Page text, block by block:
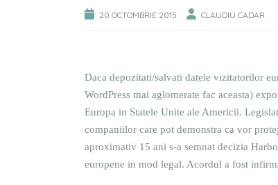
20 OCTOMBRIE 2015 CLAUDIU CADAR
Daca depozitati/salvati datele vizitatorilor
WordPress mai aglomerate fac aceasta)
Europa in Statele Unite ale Americii.
companiilor care pot demonstra ca vor
aproximativ 15 ani s-a semnat decizia
europene in mod legal. Acordul a fost